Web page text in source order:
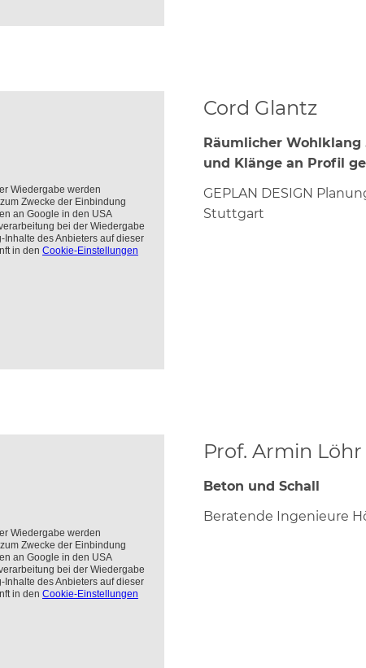
Cord Glantz
Räumlicher Wohlklang
und Klänge an Profil
GEPLAN DESIGN
Stuttgart
Prof. Armin Löhr
Beton und Schall
Beratende Ingenieure